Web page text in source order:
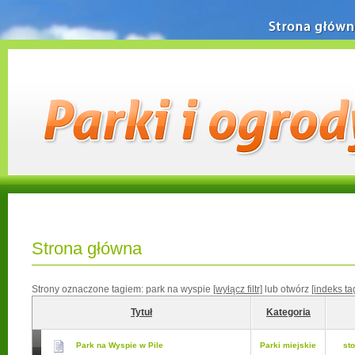
Strona główna
Strony oznaczone tagiem: park na wyspie [wyłącz filtr] lub otwórz [indeks
Tytuł Kategoria
Park na Wyspie w Pile Parki miejskie
Strona główna